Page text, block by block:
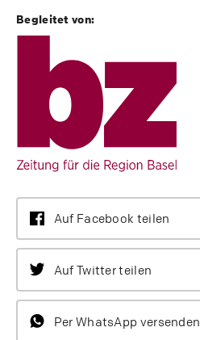
Begleitet von:
Auf Facebook teilen
Auf Twitter teilen
Per WhatsApp versenden